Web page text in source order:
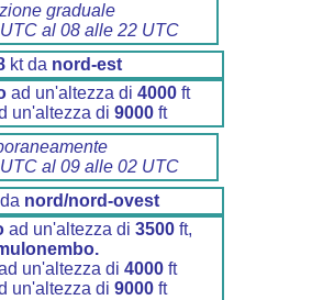
graduale
al 08 alle 22 UTC
kt da nord-est
ad un'altezza di 4000ft
un'altezza di 9000ft
al 09 alle 02 UTC
nord/nord-ovest
ad un'altezza di 3500ft,
un'altezza di 4000ft
un'altezza di 9000ft